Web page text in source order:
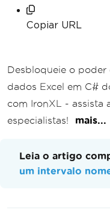
Copiar URL
Desbloqueie o
dados Excel em C#
com IronXL - assista
especialistas!
mais...
Leia o artigo
um intervalo